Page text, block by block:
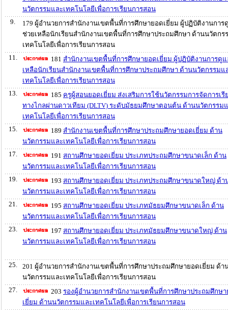
นวัตกรรมและเทคโนโลยีเพื่อการเรียนการสอน
9.
179 ผู้อำนวยการสำนักงานเขตพื้นที่การศึกษายอดเยี่ยม ผู้ปฏิบัติงานการ
ช่วยเหลือนักเรียนสำนักงานเขตพื้นที่การศึกษาประถมศึกษา ด้านนวัตกร
เทคโนโลยีเพื่อการเรียนการสอน
11.
181 สำนักงานเขตพื้นที่การศึกษายอดเยี่ยม ผู้ปฏิบัติงานการดู
เหลือนักเรียนสำนักงานเขตพื้นที่การศึกษาประถมศึกษา ด้านนวัตกรรมแ
เทคโนโลยีเพื่อการเรียนการสอน
13.
185 ครูผู้สอนยอดเยี่ยม ส่งเสริมการใช้นวัตกรรมการจัดการเรี
ทางไกลผ่านดาวเทียม (DLTV) ระดับมัธยมศึกษาตอนต้น ด้านนวัตกรรม
เทคโนโลยีเพื่อการเรียนการสอน
15.
189 สำนักงานเขตพื้นที่การศึกษาประถมศึกษายอดเยี่ยม ด้าน
นวัตกรรมและเทคโนโลยีเพื่อการเรียนการสอน
17.
191 สถานศึกษายอดเยี่ยม ประเภทประถมศึกษาขนาดเล็ก ด้าน
นวัตกรรมและเทคโนโลยีเพื่อการเรียนการสอน
19.
193 สถานศึกษายอดเยี่ยม ประเภทประถมศึกษาขนาดใหญ่ ด้า
นวัตกรรมและเทคโนโลยีเพื่อการเรียนการสอน
21.
195 สถานศึกษายอดเยี่ยม ประเภทมัธยมศึกษาขนาดเล็ก ด้าน
นวัตกรรมและเทคโนโลยีเพื่อการเรียนการสอน
23.
197 สถานศึกษายอดเยี่ยม ประเภทมัธยมศึกษาขนาดใหญ่ ด้าน
นวัตกรรมและเทคโนโลยีเพื่อการเรียนการสอน
25.
201 ผู้อำนวยการสำนักงานเขตพื้นที่การศึกษาประถมศึกษายอดเยี่ยม ด้า
นวัตกรรมและเทคโนโลยีเพื่อการเรียนการสอน
27.
203 รองผู้อำนวยการสำนักงานเขตพื้นที่การศึกษาประถมศึกษ
เยี่ยม ด้านนวัตกรรมและเทคโนโลยีเพื่อการเรียนการสอน